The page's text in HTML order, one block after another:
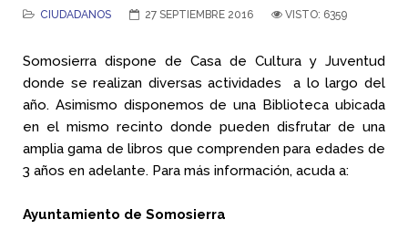
CIUDADANOS 27 SEPTIEMBRE 2016 VISTO: 6359
Somosierra dispone de Casa de Cultura y Juventud
donde se realizan diversas actividades a lo largo del
año. Asimismo disponemos de una Biblioteca ubicada
en el mismo recinto donde pueden disfrutar de una
amplia gama de libros que comprenden para edades de
3 años en adelante. Para más información, acuda a:
Ayuntamiento de Somosierra